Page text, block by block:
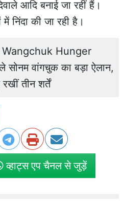
आदि बनाई जा रहीं हैं।
में निंदा की जा रही है।
Wangchuk Hunger
सोनम वांगचुक का बड़ा ऐलान,
तीन शर्तें
व्हाट्स एप चैनल से जुड़ें